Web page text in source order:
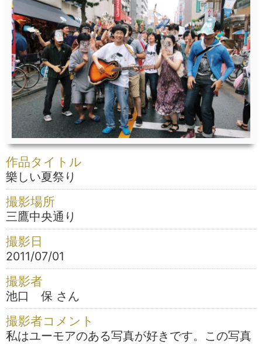
作品タイトル
樂しい夏祭り
撮影場所
三鷹中央通り
撮影日
2011/07/01
撮影者
池口 保 さん
撮影者コメント
私はユーモアのある写真が好きです。この写真